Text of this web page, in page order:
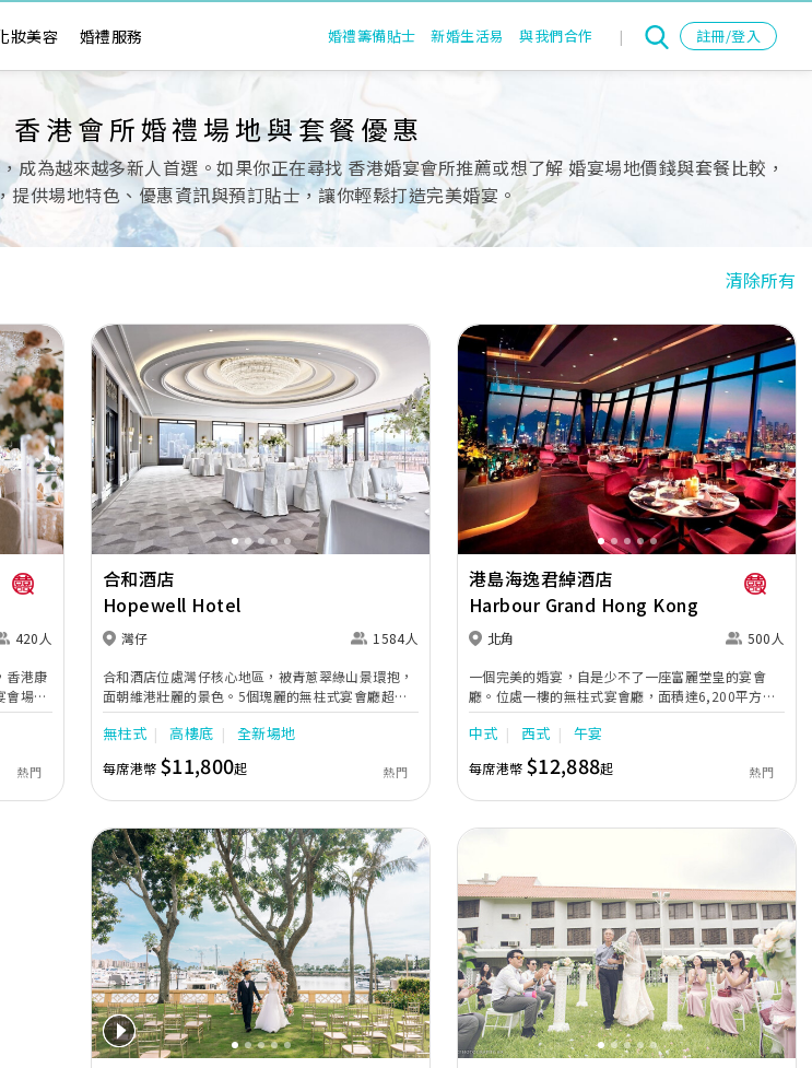
妝美容 婚禮服務 婚禮籌備貼士 新婚生活易 與我們合作 | 註冊/登入
港會所婚禮場地與套餐優惠
為越來越多新人首選。如果你正在尋找 香港婚宴會所推薦或想了解 婚宴場地價錢與套餐比較，
供場地特色、優惠資訊與預訂貼士，讓你輕鬆打造完美婚宴。
清除所有
Next
420人
香港康
會場
華水晶
生難
熱門
Previous Next
合和酒店
Hopewell Hotel
灣仔 1584人
合和酒店位處灣仔核心地區，被青蔥翠綠山景環抱，
面朝維港壯麗的景色。5個瑰麗的無柱式宴會廳超過
70,000平方呎，可容納10至130張圓桌，並提供綠草
如茵的戶外婚宴場地。酒店鄰近灣仔港鐵站，賓客能
輕鬆抵達場地。氣派不凡的合和大禮堂配置高清巨型
LED 屏幕及可讓新人以名貴房車的特別方式進場，為
新人締造雋永難忘的婚禮；內置閃爍水晶吊燈的水晶
廳及珍珠廳的玻璃屋設計盡享天然採光；而位處酒店
最高樓層的峯景匯58可飽覽完全無阻的270 度維港景
致，日夜美景讓您的大日子動人心弦。酒店婚禮策劃
團隊的服務專業貼心，助您無憂籌備至臻完美的婚
宴。不論是舉辦小型喜宴，還是大排筵席，合和酒店
是您編織浪漫回憶的理想囍宴場地之選。
無柱式 高樓底 全新場地
每席港幣 $11,800起 熱門
Previous Next
港島海逸君綽酒店
Harbour Grand Hong Kong
北角 500人
一個完美的婚宴，自是少不了一座富麗堂皇的宴會
廳。位處一樓的無柱式宴會廳，面積達6,200平方
呎，樓高22呎，盡顯無比氣派。宴會廳備有特別燈光
效 果、天花式投影機及內置式投影螢幕，設計可容納
600人之雞尾酒會，或舉行500位賓客的晚宴，亦可
彈性劃分為兩個宴會空間，迎合不同需要。從酒店大
堂直 達的接待廳，面積為2,099平方呎，是一個舉行
中式 西式 午宴
每席港幣 $12,888起 熱門
Previous Next Previous Next